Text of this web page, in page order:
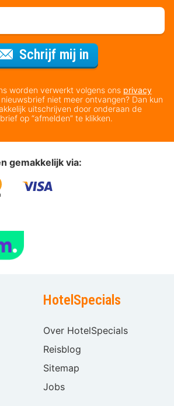
Schrijf mij in
worden verwerkt volgens ons privacy
niet meer ontvangen? Dan kun
uitschrijven door onderaan de
op “afmelden” te klikken.
gemakkelijk via:
HotelSpecials
Over HotelSpecials
Reisblog
Sitemap
Jobs